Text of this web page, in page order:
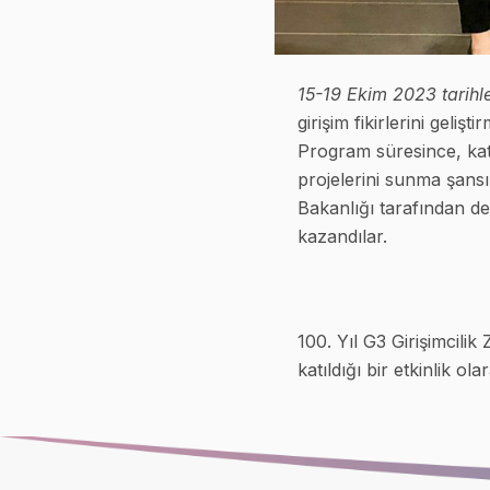
15-19 Ekim 2023
girişim fikirlerini
Program süresince,
projelerini sunma
Bakanlığı tarafından
kazandılar.
100. Yıl G3
katıldığı bir etkinlik